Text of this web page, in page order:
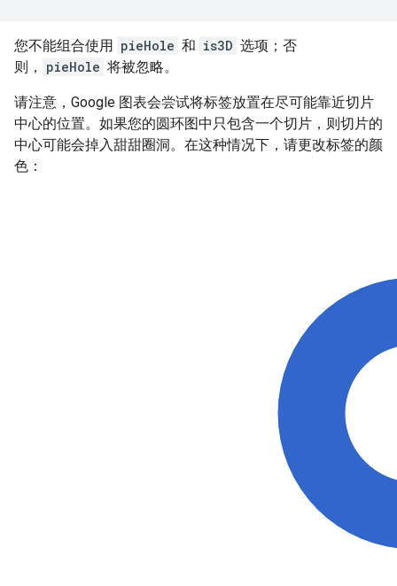
您不能组合使用 pieHole 和 is3D 选项；否
则，
pieHole 将被忽略。
请注意，Google 图表会尝试将标签放置在尽可能靠近切片
中心的位置。如果您的圆环图中只包含一个切片，则切片的
中心可能会掉入甜甜圈洞。在这种情况下，请更改标签的颜
色：